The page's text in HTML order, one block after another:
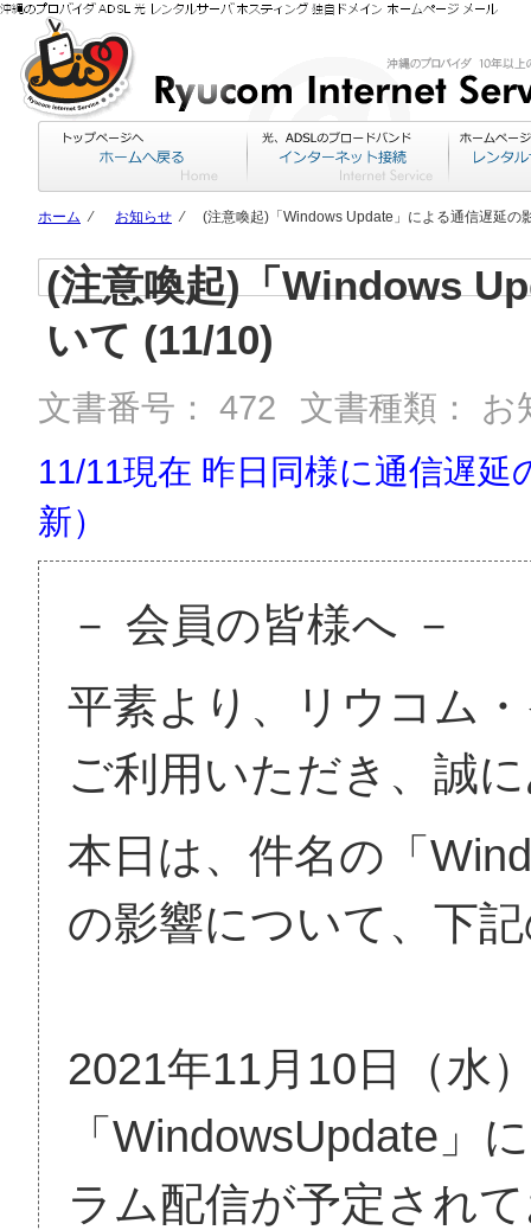
ホーム ⁄ お知らせ ⁄ (注意喚起)「Windows Update」による通信遅延の
(注意喚起)「Windows
いて (11/10)
文書番号： 472 文書種類：
お
11/11現在 昨日同様に通信遅
新）
－ 会員の皆様へ －
平素より、リウコム
ご利用いただき、誠
本日は、件名の「
の影響について、下
2021年11月10日（水
「WindowsUpdate」
ラム配信が予定され